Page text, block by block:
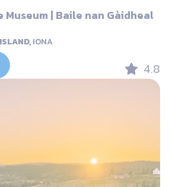
| Baile nan Gàidheal
IONA
4.8